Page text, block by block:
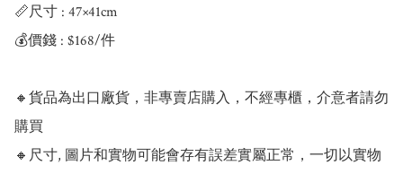
📏尺寸 : 47×41cm
💰價錢 : $168/件
🔸貨品為出口廠貨，非專賣店購入，不經專櫃，介意者請勿
購買
🔸尺寸, 圖片和實物可能會存有誤差實屬正常，一切以實物